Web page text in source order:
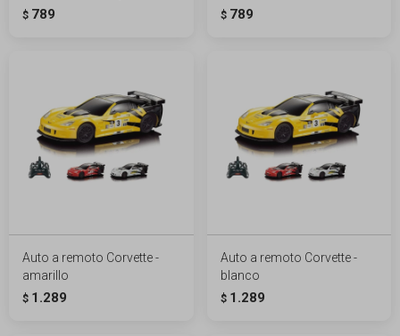
$ 789 $ 789
Auto a remoto Corvette -
amarillo
$ 1.289
Auto a remoto Corvette -
blanco
$ 1.289